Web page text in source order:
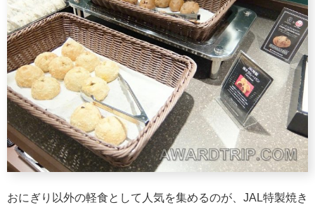
おにぎり以外の軽食として人気を集めるのが、JAL特製焼き